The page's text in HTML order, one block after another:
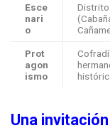
Esce
nari
o
Prot
agon
ismo
Una